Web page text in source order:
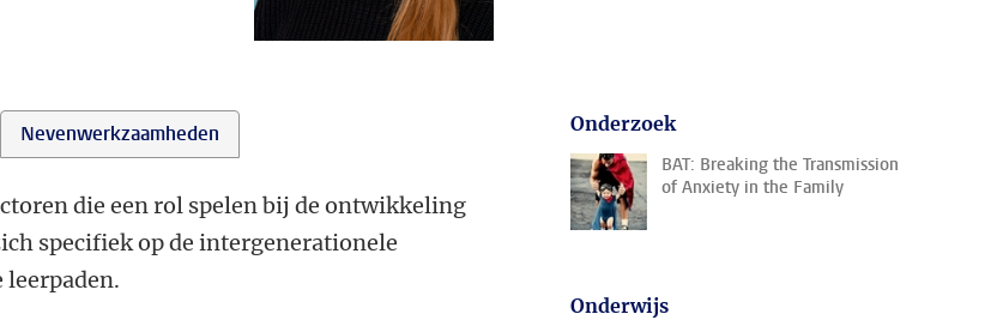
Nevenwerkzaamheden
die een rol spelen bij de ontwikkeling
specifiek op de intergenerationele
leerpaden.
Onderzoek
BAT: Breaking the Transmission
of Anxiety in the Family
Onderwijs